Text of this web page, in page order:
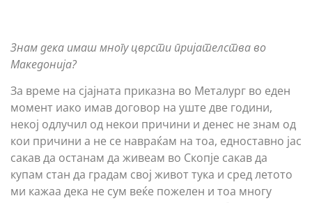
Знам дека имаш многу цврсти пријателства во
Македонија?
За време на сјајната приказна во Металург во еден
момент иако имав договор на уште две години,
некој одлучил од некои причини и денес не знам од
кои причини а не се навраќам на тоа, едноставно јас
сакав да останам да живеам во Скопје сакав да
купам стан да градам свој живот тука и сред летото
ми кажаа дека не сум веќе пожелен и тоа многу